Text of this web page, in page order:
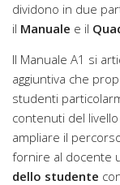
dividono in due
il Manuale e il
Il Manuale A1 si
aggiuntiva che
studenti
contenuti del
ampliare il
fornire al docente
dello studente